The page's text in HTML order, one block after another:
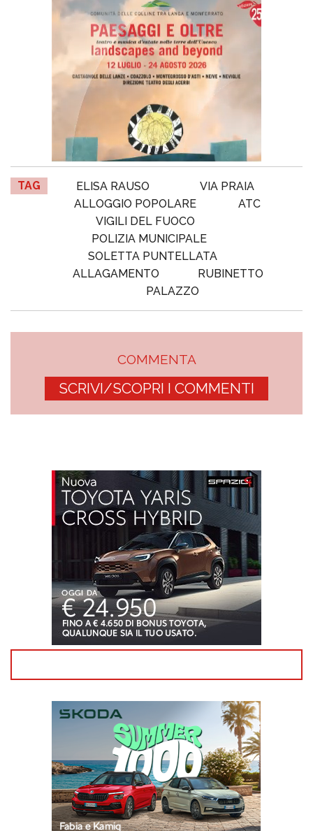
TAG ELISA RAUSO
VIA PRAIA
ALLOGGIO POPOLARE
ATC
VIGILI DEL FUOCO
POLIZIA MUNICIPALE
SOLETTA PUNTELLATA
ALLAGAMENTO
RUBINETTO
PALAZZO
COMMENTA
SCRIVI/SCOPRI I COMMENTI